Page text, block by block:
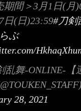
期間＞3月1日(月
日(日)23:59#刀剣
ぶ
乱舞-ONLINE-【
28, 2021